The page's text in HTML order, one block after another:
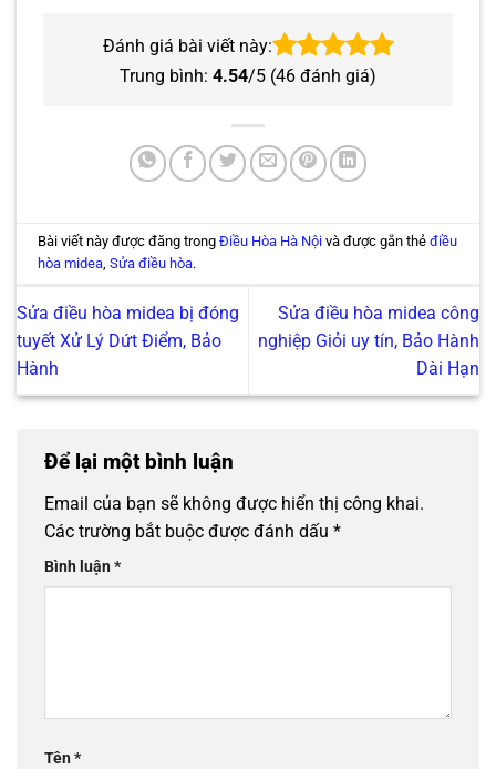
Đánh giá bài viết này:
Trung bình: 4.54/5 (46 đánh giá)
Bài viết này được đăng trongĐiều Hòa Hà Nội và được gắn thẻđiều
hòa midea,Sửa điều hòa.
Sửa điều hòa midea bị đóng
tuyết Xử Lý Dứt Điểm, Bảo
Hành
Sửa điều hòa midea công
nghiệp Giỏi uy tín, Bảo Hành
Dài Hạn
Để lại một bình luận
Email của bạn sẽ không được hiển thị công khai.
Các trường bắt buộc được đánh dấu *
Bình luận*
Tên*